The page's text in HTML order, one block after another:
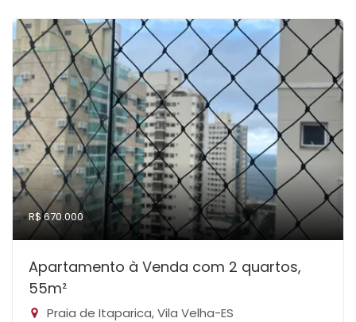
R$ 670.000
Apartamento à Venda com 2 quartos,
55m²
Praia de Itaparica, Vila Velha-ES